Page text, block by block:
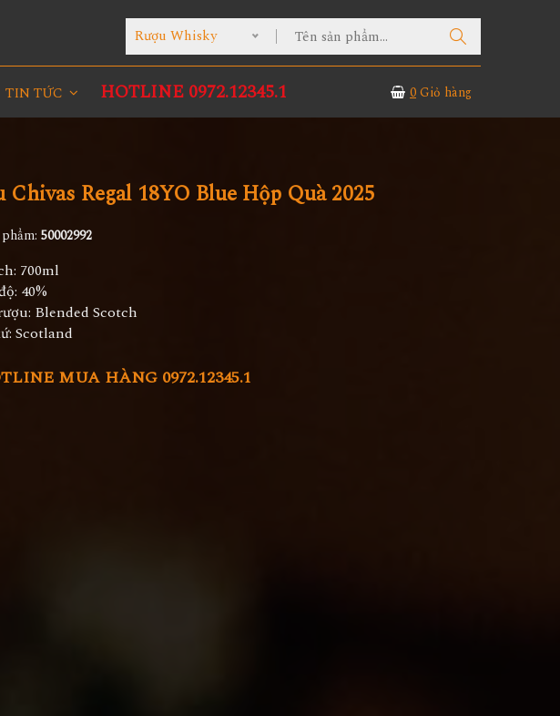
Rượu Whisky
TIN TỨC HOTLINE 0972.12345.1 0Giỏ hàng
Chivas Regal 18YO Blue Hộp Quà 2025
50002992
700ml
40%
Blended Scotch
Scotland
MUA HÀNG 0972.12345.1